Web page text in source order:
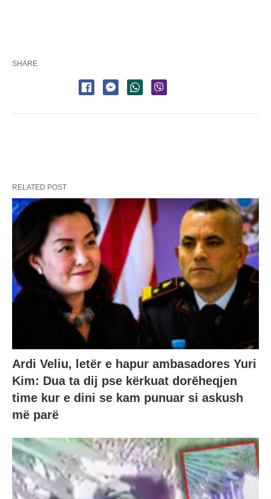
SHARE
RELATED POST
Ardi Veliu, letër e hapur ambasadores Yuri
Kim: Dua ta dij pse kërkuat dorēheqjen
time kur e dini se kam punuar si askush
më parë